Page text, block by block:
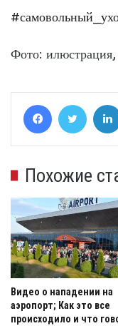
Фото: илюстрация,
FacebookTwitter
Похожие
Видео о нападении на
аэропорт; Как это все
происходило и что